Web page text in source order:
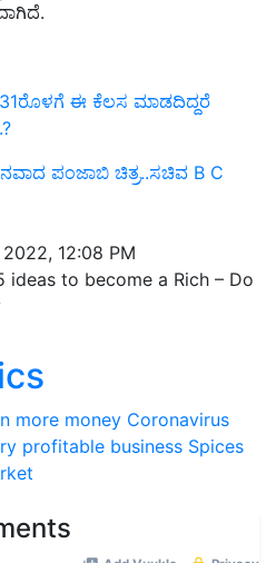
ಈ ಕೆಲಸ ಮಾಡದಿದ್ದರೆ
ಪಂಜಾಬಿ ಚಿತ್ರ..ಸಚಿವ B C
12:08 PM
ideas to become a Rich – Do
more money Coronavirus
profitable business Spices